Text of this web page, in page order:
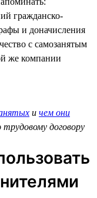
гражданско-
и доначисления
с самозанятым
же компании
и чем они
договору